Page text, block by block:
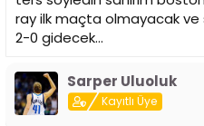
NY Knicks - Miami 2-4
Orlando - Indiana 1-4
Boston - Atlanta 4-1
Hiçbiri tutmayabilir, ama
San Antonio rahat çıkar,
çıkar, Clippers normal
ray ilk maçta olmayacak
2-0 gidecek...
Sarper Uluoluk
Kayıtlı Üye